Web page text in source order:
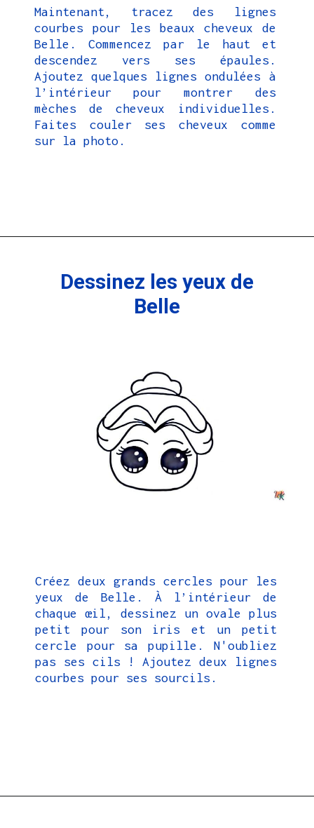
Maintenant, tracez des lignes
courbes pour les beaux cheveux de
Belle. Commencez par le haut et
descendez vers ses épaules.
Ajoutez quelques lignes ondulées à
l’intérieur pour montrer des
mèches de cheveux individuelles.
Faites couler ses cheveux comme
sur la photo.
Dessinez les yeux de
Belle
Créez deux grands cercles pour les
yeux de Belle. À l’intérieur de
chaque œil, dessinez un ovale plus
petit pour son iris et un petit
cercle pour sa pupille. N'oubliez
pas ses cils ! Ajoutez deux lignes
courbes pour ses sourcils.